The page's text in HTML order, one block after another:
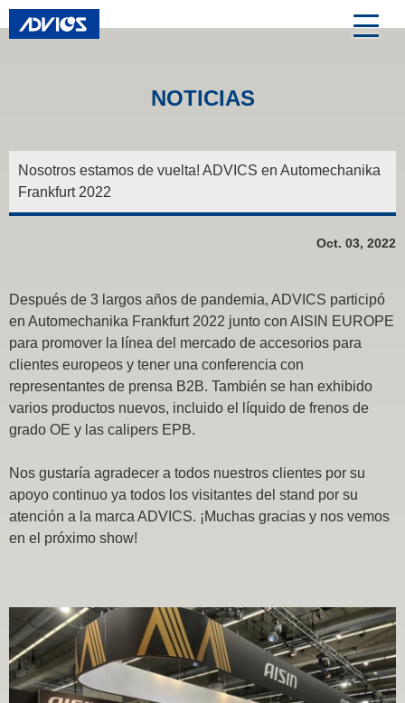
NOTICIAS
Nosotros estamos de vuelta! ADVICS en Automechanika
Frankfurt 2022
Oct. 03, 2022
Después de 3 largos años de pandemia, ADVICS participó
en Automechanika Frankfurt 2022 junto con AISIN EUROPE
para promover la línea del mercado de accesorios para
clientes europeos y tener una conferencia con
representantes de prensa B2B. También se han exhibido
varios productos nuevos, incluido el líquido de frenos de
grado OE y las calipers EPB.
Nos gustaría agradecer a todos nuestros clientes por su
apoyo continuo ya todos los visitantes del stand por su
atención a la marca ADVICS. ¡Muchas gracias y nos vemos
en el próximo show!